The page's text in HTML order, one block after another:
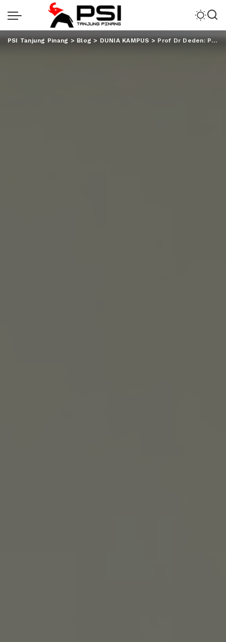
PSI Tanjung Pinang > Blog > DUNIA KAMPUS > Prof Dr Deden: Prodi Sisfo Harus Dukung Visi UIN dengan Teknologi